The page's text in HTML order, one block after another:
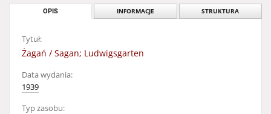
OPIS INFORMACJE STRUKTURA
Tytuł:
Żagań / Sagan; Ludwigsgarten
Data wydania:
1939
Typ zasobu: